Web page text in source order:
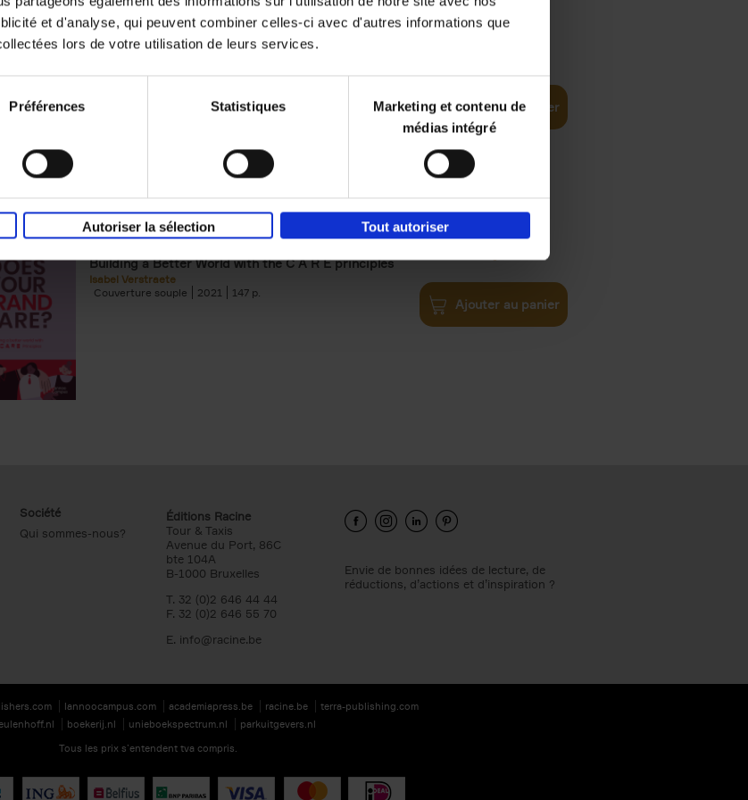
et d'analyse, qui peuvent combiner celles-ci avec d'autres informations que
lors de votre utilisation de leurs services.
Préférences Statistiques
Marketing et contenu de
médias intégré
Autoriser la sélection Tout autoriser
Building Bonds = Building Business
Ajouter au panier
Does Your Brand Care?
Building a Better World with the C A R E principles
Isabel Verstraete
Couverture souple
2021 147
€34,99
Ajouter au panier
Société
Qui sommes-nous?
Éditions Racine
Tour & Taxis
Avenue du Port, 86C
bte 104A
B-1000 Bruxelles
T. 32 (0)2 646 44 44
F. 32 (0)2 646 55 70
E. info@racine.be
Envie de bonnes idées de lecture, de
réductions, d’actions et d’inspiration ?
lannoocampus.com academiapress.be racine.be
terra-publishing.com
boekerij.nl unieboekspectrum.nl
parkuitgevers.nl
Tous les prix s’entendent tva compris.